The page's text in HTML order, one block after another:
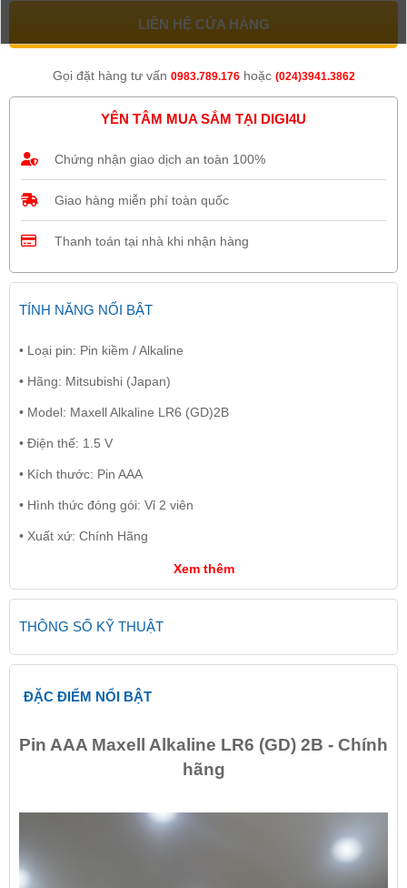
LIÊN HỆ CỬA HÀNG
Gọi đặt hàng tư vấn 0983.789.176hoặc (024)3941.3862
YÊN TÂM MUA SẮM TẠI DIGI4U
Chứng nhận giao dịch an toàn 100%
Giao hàng miễn phí toàn quốc
Thanh toán tại nhà khi nhận hàng
TÍNH NĂNG NỔI BẬT
• Loại pin: Pin kiềm / Alkaline
• Hãng: Mitsubishi (Japan)
• Model: Maxell Alkaline LR6 (GD)2B
• Điện thế: 1.5 V
• Kích thước: Pin AAA
• Hình thức đóng gói: Vỉ 2 viên
• Xuất xứ: Chính Hãng
Xem thêm
THÔNG SỐ KỸ THUẬT
ĐẶC ĐIỂM NỔI BẬT
Pin AAA Maxell Alkaline LR6 (GD) 2B - Chính
hãng